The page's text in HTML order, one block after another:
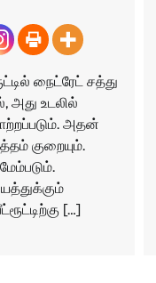
நைட்ரேட் சத்து
அது உடலில்
அதன்
குறையும்.
[…]